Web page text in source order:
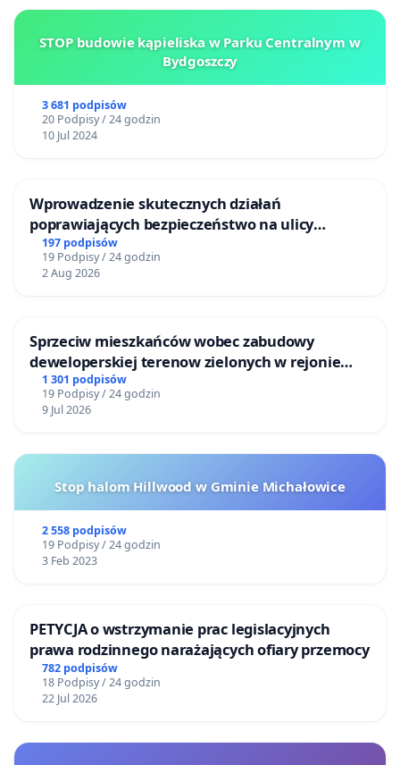
STOP budowie kąpieliska w Parku Centralnym w
Bydgoszczy
3 681 podpisów
20 Podpisy / 24 godzin
10 Jul 2024
Wprowadzenie skutecznych działań
poprawiających bezpieczeństwo na ulicy
Żeromskiego w Otwocku
197 podpisów
19 Podpisy / 24 godzin
2 Aug 2026
Sprzeciw mieszkańców wobec zabudowy
deweloperskiej terenow zielonych w rejonie
Bulwarów Straceńskich w Bielsku-Białej
1 301 podpisów
19 Podpisy / 24 godzin
9 Jul 2026
Stop halom Hillwood w Gminie Michałowice
2 558 podpisów
19 Podpisy / 24 godzin
3 Feb 2023
PETYCJA o wstrzymanie prac legislacyjnych
prawa rodzinnego narażających ofiary przemocy
782 podpisów
18 Podpisy / 24 godzin
22 Jul 2026